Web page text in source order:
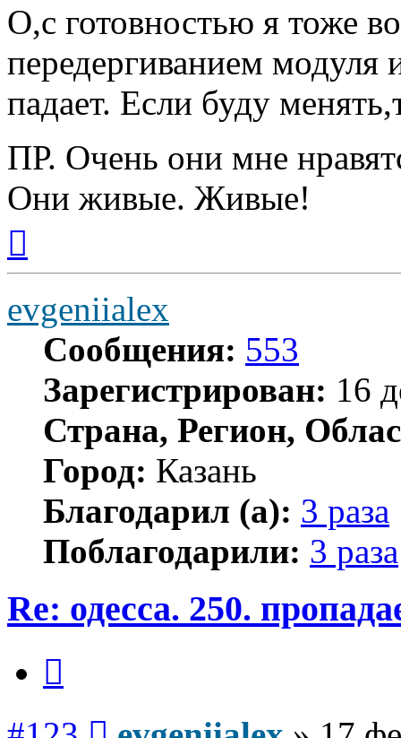
О,с готовностью я тоже
передергиванием модуля
падает. Если буду
ПР. Очень они мне
Они живые. Живые!
началу
evgeniialex
Сообщения: 553
Зарегистрирован: 16
Страна, Регион,
Город: Казань
Благодарил (а): 3 раза
Поблагодарили: 3 раза
Re: одесса. 250.